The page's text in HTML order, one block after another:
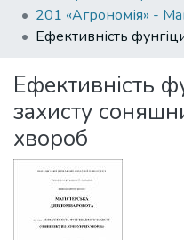
Collections
All of DSpace
Statistics
Ефективність
захисту
хвороб